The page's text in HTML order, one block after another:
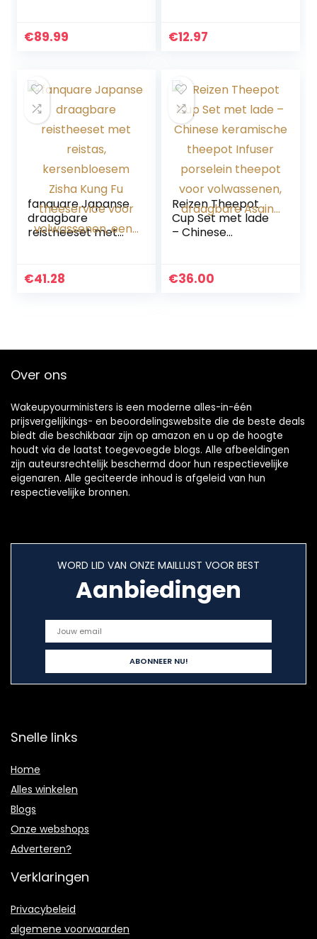
geschenk, theeset
€89.99
Hai Pitchers 250 Ml
€12.97
fanquare Japanse
draagbare
reistheeset met
Zisha Kung Fu
€41.28
Reizen Theepot
Cup Set met lade
– Chinese
porselein theepot
€36.00
Over ons
Wakeupyourministers is een moderne alles-in-één
prijsvergelijkings- en beoordelingswebsite die de beste deals
biedt die beschikbaar zijn op amazon en u op de hoogte
houdt via de laatst toegevoegde blogs. Alle afbeeldingen
zijn auteursrechtelijk beschermd door hun respectievelijke
eigenaren. Alle geciteerde inhoud is afgeleid van hun
respectievelijke bronnen.
WORD LID VAN ONZE MAILLIJST VOOR BEST
Aanbiedingen
Snelle links
Home
Alles winkelen
Blogs
Onze webshops
Adverteren?
Verklaringen
Privacybeleid
algemene voorwaarden